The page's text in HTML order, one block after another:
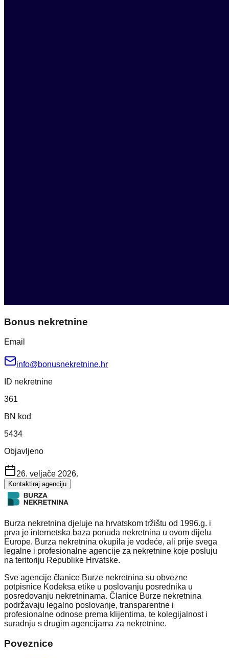
Bonus nekretnine
Email
info@bonusnekretnine.hr
ID nekretnine
361
BN kod
5434
Objavljeno
26. veljače 2026.
Kontaktiraj agenciju
Burza nekretnina djeluje na hrvatskom tržištu od 1996.g. i
prva je internetska baza ponuda nekretnina u ovom dijelu
Europe. Burza nekretnina okupila je vodeće, ali prije svega
legalne i profesionalne agencije za nekretnine koje posluju
na teritoriju Republike Hrvatske.
Sve agencije članice Burze nekretnina su obvezne
potpisnice Kodeksa etike u poslovanju posrednika u
posredovanju nekretninama. Članice Burze nekretnina
podržavaju legalno poslovanje, transparentne i
profesionalne odnose prema klijentima, te kolegijalnost i
suradnju s drugim agencijama za nekretnine.
Poveznice